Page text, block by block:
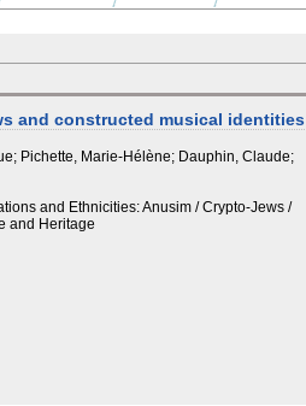
and constructed musical identities
Pichette, Marie-Hélène; Dauphin, Claude;
and Ethnicities: Anusim / Crypto-Jews /
and Heritage